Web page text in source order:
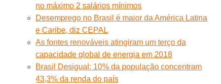
no máximo 2 salários mínimos
Desemprego no Brasil é maior da América Latina
e Caribe, diz CEPAL
As fontes renováveis atingiram um terço da
capacidade global de energia em 2018
Brasil Desigual: 10% da população concentram
43,3% da renda do país